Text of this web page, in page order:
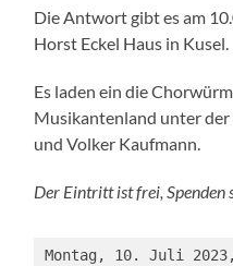
Die Antwort gibt es am
Horst Eckel Haus in Kusel.
Es laden ein die
Musikantenland unter
und Volker Kaufmann.
Der Eintritt ist frei, Spenden
Montag, 10. Juli